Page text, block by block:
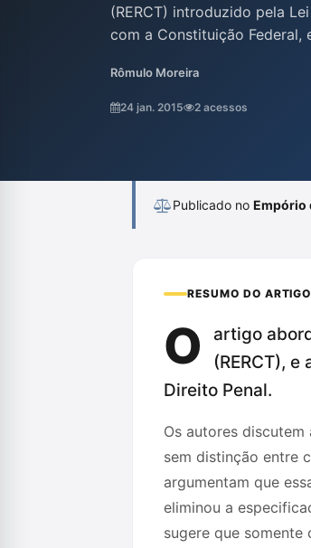
(RERCT) introduzido pela
com a Constituição Federal,
veda a inclusão de
aqueles com sentença
Rômulo Moreira
24 jan. 2015 2 acessos
Publicado no Empório
RESUMO DO ARTIGO
O
artigo
(RERCT),
Direito Penal.
Os autores discutem
sem distinção entre
argumentam que
eliminou a
sugere que